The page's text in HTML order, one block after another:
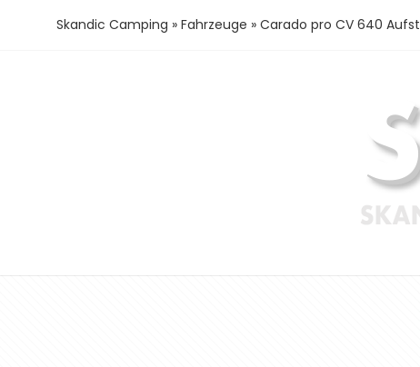
Skandic Camping » Fahrzeuge » Carado pro CV 640